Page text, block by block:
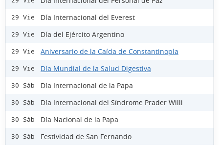
29 Vie Día Internacional del Everest
29 Vie Día del Ejército Argentino
29 Vie Aniversario de la Caída de Constantinopla
29 Vie Día Mundial de la Salud Digestiva
30 Sáb Día Internacional de la Papa
30 Sáb Día Internacional del Síndrome Prader Willi
30 Sáb Día Nacional de la Papa
30 Sáb Festividad de San Fernando